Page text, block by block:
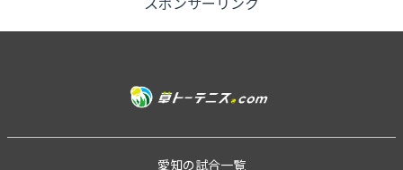
愛知の試合一覧